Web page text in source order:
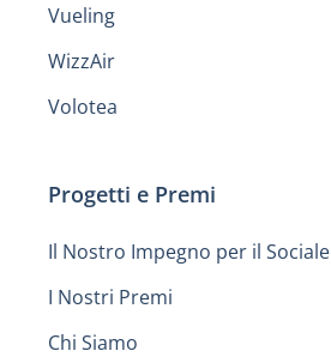
Vueling
WizzAir
Volotea
Progetti e Premi
Il Nostro Impegno per il Sociale
I Nostri Premi
Chi Siamo